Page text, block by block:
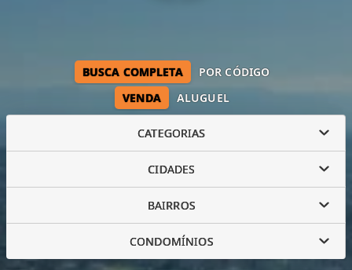
VENDA ALUGUEL
BUSCA COMPLETA POR CÓDIGO
CATEGORIAS
CIDADES
BAIRROS
CONDOMÍNIOS